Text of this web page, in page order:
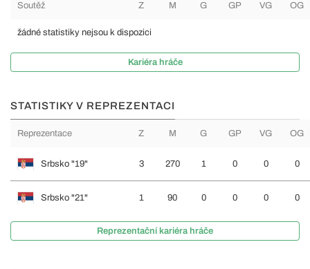
Soutěž Z M G GP VG OG
žádné statistiky nejsou k dispozici
Kariéra hráče
STATISTIKY V REPREZENTACI
Reprezentace Z M G GP VG OG
Srbsko "19" 3 270 1 0 0 0
Srbsko "21" 1 90 0 0 0 0
Reprezentační kariéra hráče